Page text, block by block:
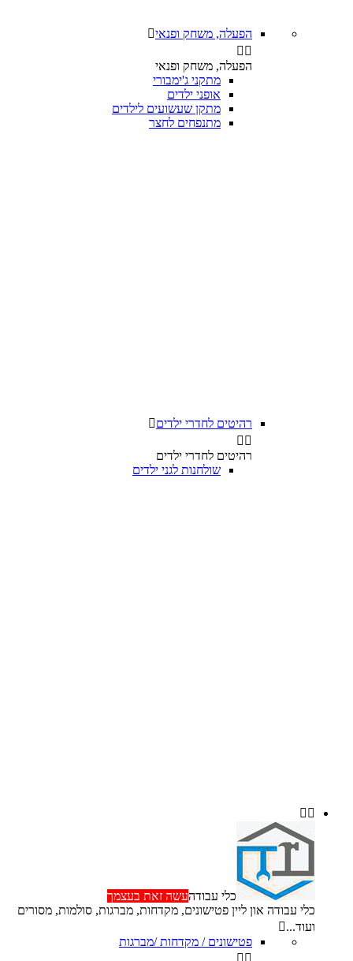
הפעלה, משחק ופנאי
 
הפעלה, משחק ופנאי
מתקני ג'ימבורי
אופני ילדים
מתקן שעשועים לילדים
מתנפחים לחצר
רהיטים לחדרי ילדים
 
רהיטים לחדרי ילדים
שולחנות לגני ילדים
 
כלי עבודהעשה זאת בעצמך
כלי עבודה און ליין פטישונים, מקדחות, מברגות, סולמות, מסורים
ועוד...
פטישונים / מקדחות /מברגות
 